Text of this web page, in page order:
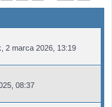
2 marca 2026, 13:19
08:37